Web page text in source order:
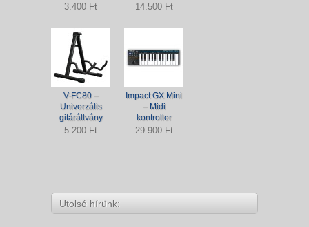
3.400 Ft 14.500 Ft
V-FC80 –
Univerzális
gitárállvány
5.200 Ft
Impact GX Mini
– Midi
kontroller
29.900 Ft
Utolsó hírünk: